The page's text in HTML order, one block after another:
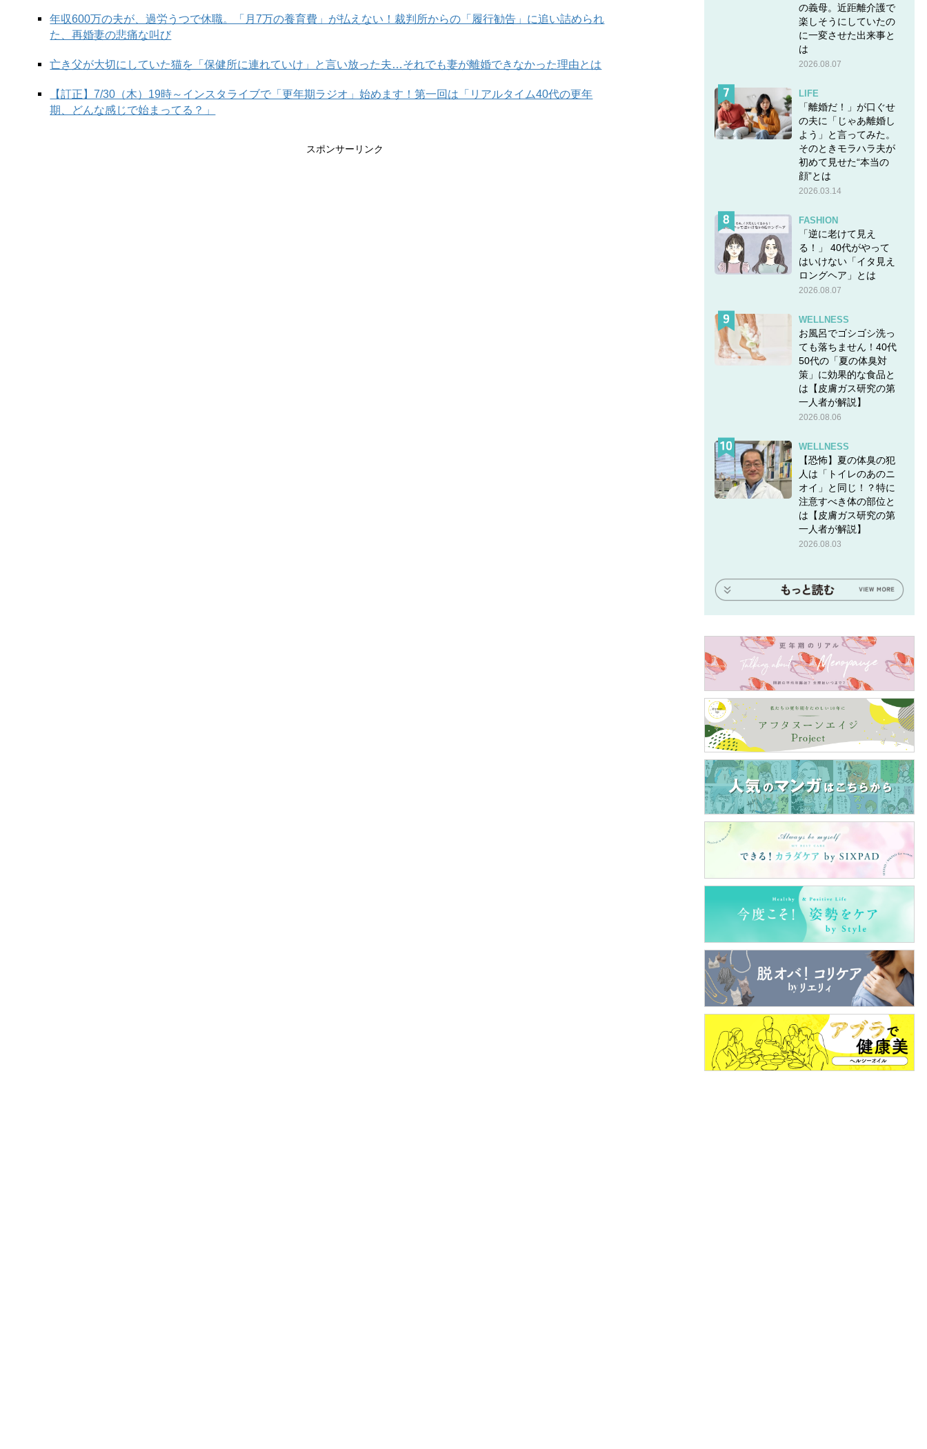
するファッションを紹介！
オケージョンにも使える！上品なネイビーワンピ
年収600万の夫が、過労うつで休職。「月7万の養育費」が払えない！裁判所からの「履行勧告」に追い詰められ
た、再婚妻の悲痛な叫び
亡き父が大切にしていた猫を「保健所に連れていけ」と言い放った夫…それでも妻が離婚できなかった理由とは
【訂正】7/30（木）19時～インスタライブで「更年期ラジオ」始めます！第一回は「リアルタイム40代の更年
期、どんな感じで始まってる？」
スポンサーリンク
の義母。近距離介護で
楽しそうにしていたの
に一変させた出来事と
は
2026.08.07
LIFE
「離婚だ！」が口ぐせ
の夫に「じゃあ離婚し
よう」と言ってみた。
そのときモラハラ夫が
初めて見せた“本当の
顔”とは
2026.03.14
FASHION
「逆に老けて見え
る！」 40代がやって
はいけない「イタ見え
ロングヘア」とは
2026.08.07
WELLNESS
お風呂でゴシゴシ洗っ
ても落ちません！40代
50代の「夏の体臭対
策」に効果的な食品と
は【皮膚ガス研究の第
一人者が解説】
2026.08.06
WELLNESS
【恐怖】夏の体臭の犯
人は「トイレのあのニ
オイ」と同じ！？特に
注意すべき体の部位と
は【皮膚ガス研究の第
一人者が解説】
2026.08.03